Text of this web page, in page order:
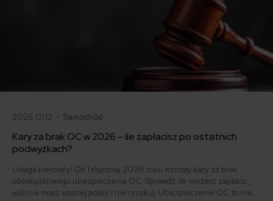
2026.01.12 • Samochód
Kary za brak OC w 2026 – ile zapłacisz po ostatnich
podwyżkach?
Uwaga kierowcy! Od 1 stycznia 2026 roku wzrosły kary za brak
obowiązkowego ubezpieczenia OC. Sprawdź, ile możesz zapłacić,
jeśli nie masz ważnej polisy i nie ryzykuj. Ubezpieczenie OC to nie